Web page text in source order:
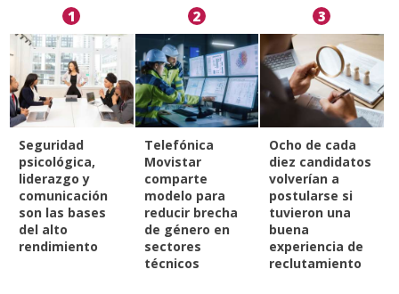
1
Seguridad
psicológica,
liderazgo y
comunicación
son las bases
del alto
rendimiento
2
Telefónica
Movistar
comparte
modelo para
reducir brecha
de género en
sectores
técnicos
3
Ocho de cada
diez candidatos
volverían a
postularse si
tuvieron una
buena
experiencia de
reclutamiento